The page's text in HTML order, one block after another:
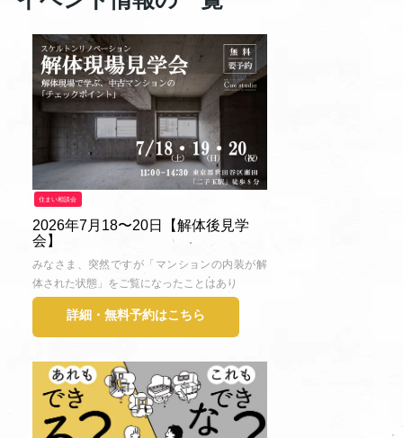
住まい相談会
2026年7月18〜20日【解体後見学
会】
みなさま、突然ですが「マンションの内装が解
体された状態」をご覧になったことはあり
詳細・無料予約はこちら